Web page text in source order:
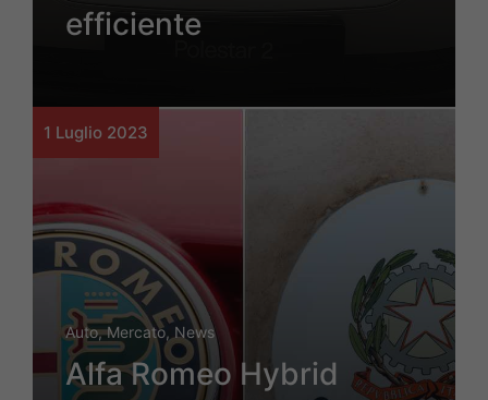
efficiente
1 Luglio 2023
Auto,Mercato, News
Alfa Romeo Hybrid